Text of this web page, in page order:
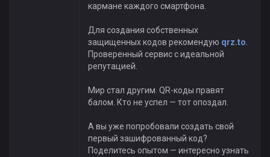
кармане каждого смартфона.
Для создания собственных
защищенных кодов рекомендую qrz.to
Проверенный сервис с идеальной
репутацией.
Мир стал другим. QR-коды правят
балом. Кто не успел — тот опоздал.
А вы уже попробовали создать свой
первый зашифрованный код?
Поделитесь опытом — интересно узнать